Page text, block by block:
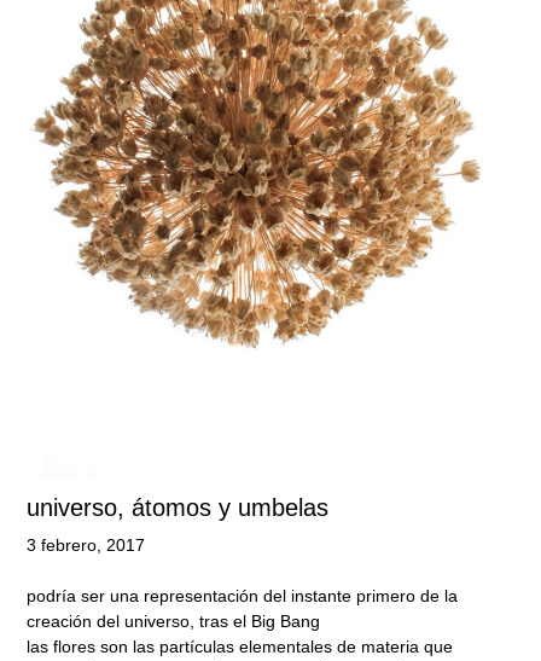
universo, átomos y umbelas
3 febrero, 2017
podría ser una representación del instante primero de la
creación del universo, tras el Big Bang
las flores son las partículas elementales de materia que